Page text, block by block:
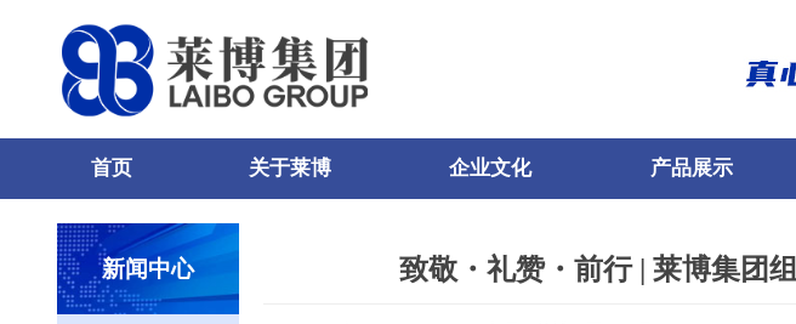
首页 关于莱博 企业文化 产品展示
新闻中心 致敬・礼赞・前行 | 莱博集团